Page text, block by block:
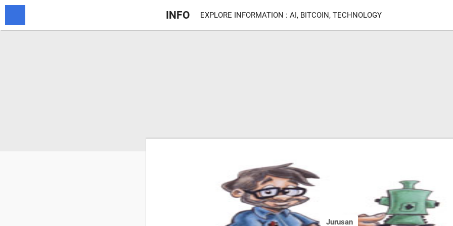
INFO EXPLORE INFORMATION : AI, BITCOIN, TECHNOLOGY
Jurusan